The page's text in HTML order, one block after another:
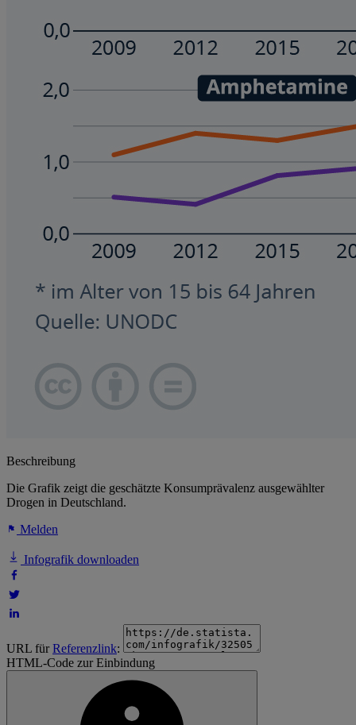
Beschreibung
Die Grafik zeigt die geschätzte Konsumprävalenz ausgewählter
Drogen in Deutschland.
Melden
Infografik downloaden
URL fürReferenzlink:
HTML-Code zur Einbindung